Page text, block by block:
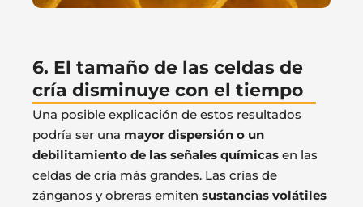
6. El tamaño de las celdas de
cría disminuye con el tiempo
Una posible explicación de estos resultados
podría ser una mayor dispersión o un
debilitamiento de las señales químicas en las
celdas de cría más grandes. Las crías de
zánganos y obreras emiten sustancias volátiles